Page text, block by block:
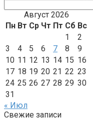
Август 2026
Пн Вт Ср Чт Пт Сб Вс
1
2
3
4 5 6 7 8
9
10 11 12 13 14 15 16
17 18 19 20 21 22 23
24 25 26 27 28 29 30
31
« Июл
Свежие записи